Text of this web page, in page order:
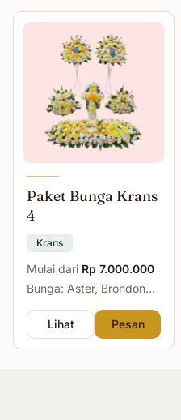
Paket Bunga Krans
4
Krans
Mulai dari Rp 7.000.000
Bunga: Aster, Brondong,
Lihat
Pesan